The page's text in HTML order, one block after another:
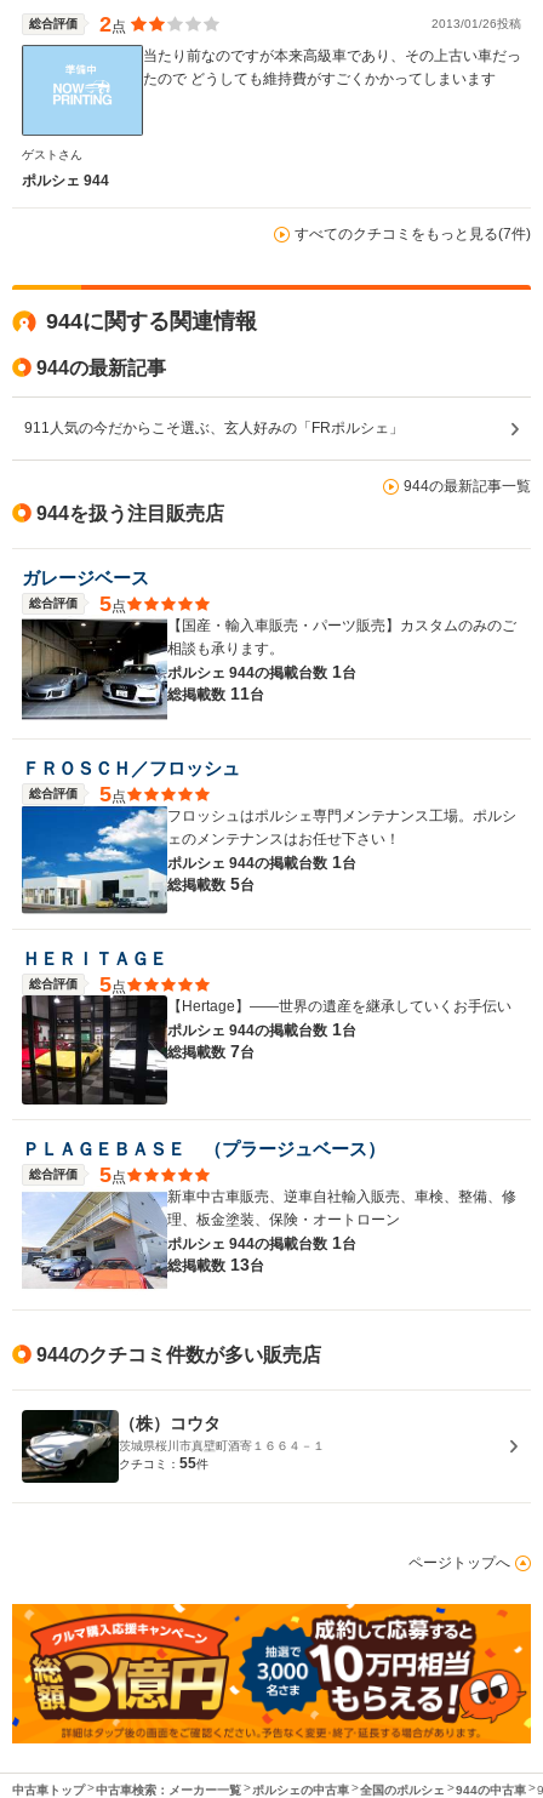
総合評価 2点 2013/01/26投稿
当たり前なのですが本来高級車であり、その上古い車だっ
たので どうしても維持費がすごくかかってしまいます
ゲストさん
ポルシェ 944
すべてのクチコミをもっと見る(7件)
944に関する関連情報
944の最新記事
911人気の今だからこそ選ぶ、玄人好みの「FRポルシェ」
944の最新記事一覧
944を扱う注目販売店
ガレージベース
総合評価 5点
【国産・輸入車販売・パーツ販売】カスタムのみのご
相談も承ります。
ポルシェ 944の掲載台数 1台
総掲載数 11台
ＦＲＯＳＣＨ／フロッシュ
総合評価 5点
フロッシュはポルシェ専門メンテナンス工場。ポルシ
ェのメンテナンスはお任せ下さい！
ポルシェ 944の掲載台数 1台
総掲載数 5台
ＨＥＲＩＴＡＧＥ
総合評価 5点
【Hertage】――世界の遺産を継承していくお手伝い
ポルシェ 944の掲載台数 1台
総掲載数 7台
ＰＬＡＧＥＢＡＳＥ （プラージュベース）
総合評価 5点
新車中古車販売、逆車自社輸入販売、車検、整備、修
理、板金塗装、保険・オートローン
ポルシェ 944の掲載台数 1台
総掲載数 13台
944のクチコミ件数が多い販売店
（株）コウタ
茨城県桜川市真壁町酒寄１６６４－１
クチコミ： 55件
ページトップへ
中古車トップ 中古車検索：メーカー一覧 ポルシェの中古車 全国のポルシェ 944の中古車